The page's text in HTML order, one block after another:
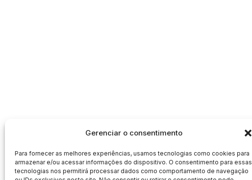
Gerenciar o consentimento
Para fornecer as melhores experiências, usamos tecnologias como cookies para
armazenar e/ou acessar informações do dispositivo. O consentimento para essas
tecnologias nos permitirá processar dados como comportamento de navegação